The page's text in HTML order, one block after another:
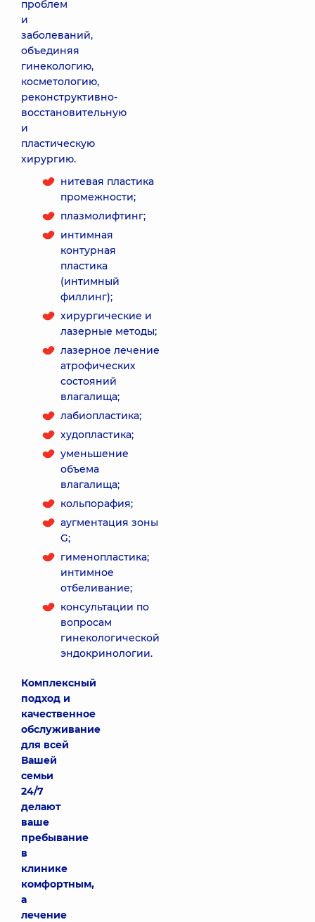
проблем
и
заболеваний,
объединяя
гинекологию,
косметологию,
реконструктивно-
восстановительную
и
пластическую
хирургию.
нитевая пластика
промежности;
плазмолифтинг;
интимная
контурная
пластика
(интимный
филлинг);
хирургические и
лазерные методы;
лазерное лечение
атрофических
состояний
влагалища;
лабиопластика;
худопластика;
уменьшение
объема
влагалища;
кольпорафия;
аугментация зоны
G;
гименопластика;
интимное
отбеливание;
консультации по
вопросам
гинекологической
эндокринологии.
Комплексный
подход и
качественное
обслуживание
для всей
Вашей
семьи
24/7
делают
ваше
пребывание
в
клинике
комфортным,
а
лечение